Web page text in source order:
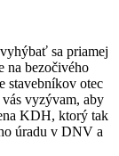
sa priamej
na bezočivého
stavebníkov otec
vyzývam, aby
KDH, ktorý tak
úradu v DNV a